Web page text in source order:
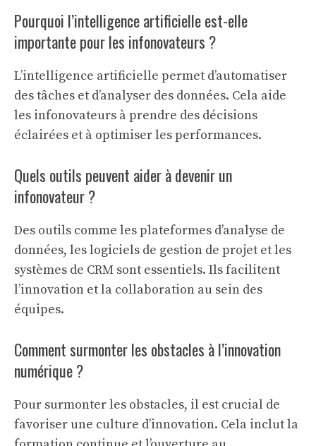
Pourquoi l’intelligence artificielle est-elle
importante pour les infonovateurs ?
L’intelligence artificielle permet d’automatiser
des tâches et d’analyser des données. Cela aide
les infonovateurs à prendre des décisions
éclairées et à optimiser les performances.
Quels outils peuvent aider à devenir un
infonovateur ?
Des outils comme les plateformes d’analyse de
données, les logiciels de gestion de projet et les
systèmes de CRM sont essentiels. Ils facilitent
l’innovation et la collaboration au sein des
équipes.
Comment surmonter les obstacles à l’innovation
numérique ?
Pour surmonter les obstacles, il est crucial de
favoriser une culture d’innovation. Cela inclut la